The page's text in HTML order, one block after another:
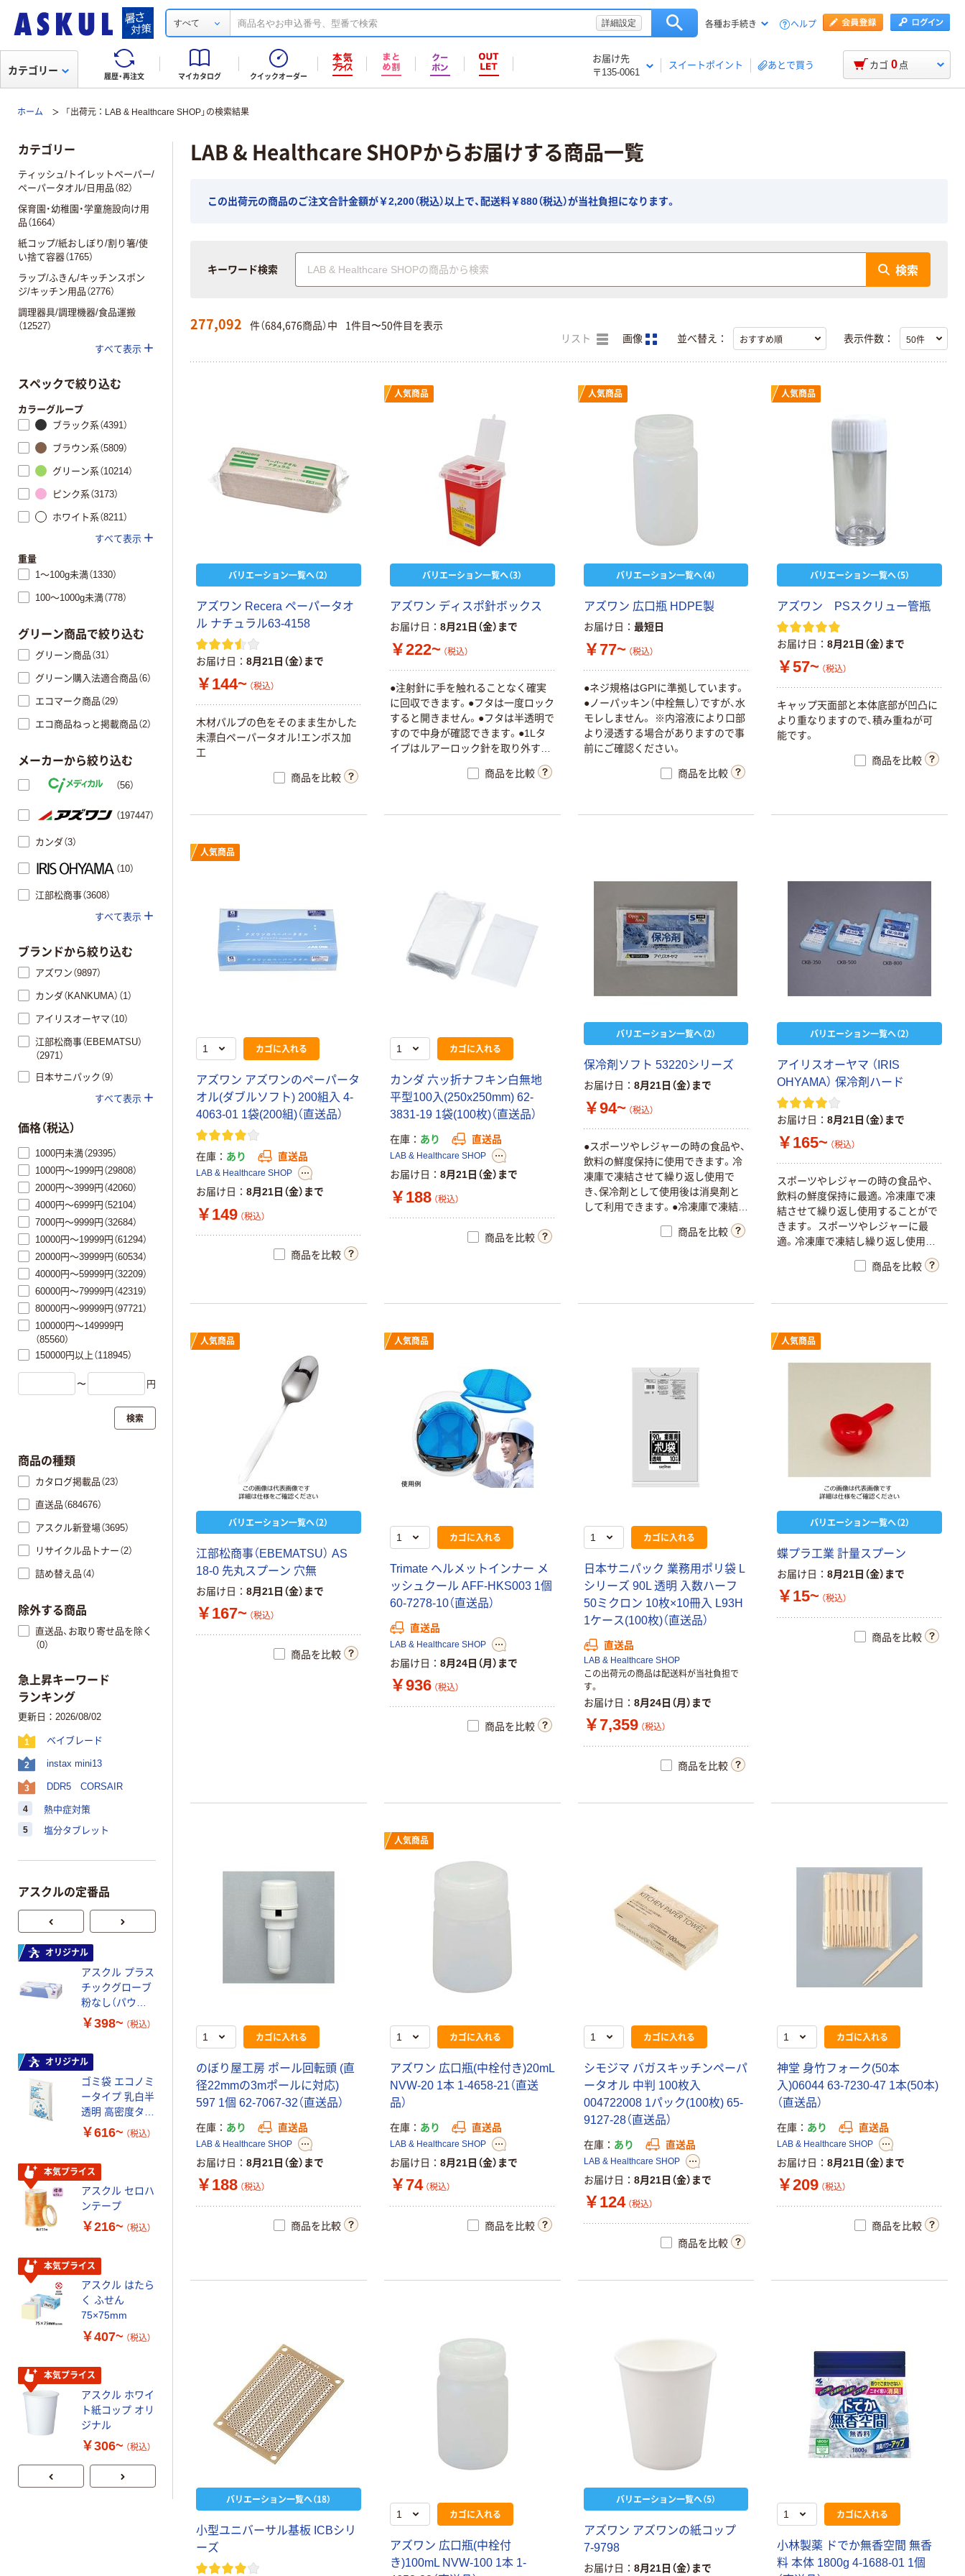
すべて 詳細設定 各種お手続き ヘルプ
履歴・再注文 マイカタログ クイックオーダー
お届け先
〒135-0061
スイートポイント あとで買う
カテゴリー カゴ 0 点
ホーム 「出荷元：LAB & Healthcare SHOP」の検索結果
LAB & Healthcare SHOPからお届けする商品一覧
この出荷元の商品のご注文合計金額が￥2,200（税込）以上で、配送料￥880（税込）が当社負担になります。
キーワード検索 検索
277,092 件（684,676商品）中 1件目〜50件目を表示
リスト 画像 並べ替え： 表示件数：
バリエーション一覧へ（2）
アズワ ン Recera ペーパータオ
ル ナチ ュ ラ ル63-4158
お届け日 8月21日（金）まで
￥144~ （税込）
木材パルプの色をそのま ま生かした
未漂白ペーパータオル！エンボス加
工
商品を比較
人気商品
バリエーション一覧へ（3）
アズワ ン ディ スポ針ボ ック ス
お届け日 8月21日（金）まで
￥222~ （税込）
●注射針に手を触れる こ とな く 確実
に回収でき ます。 ●フタは一度ロ ック
する と 開 き ません。 ●フタは半透明で
すので中身が確認でき ます。 ●1 L タ
イプはルアーロ ック針を取 り外す
商品を比較
人気商品
バリエーション一覧へ（4）
アズワ ン 広口瓶 H DPE製
お届け日 最短日
￥77~ （税込）
●ネジ規格はGPIに準拠しています。
●ノ ーパッキン（中栓無し） ですが、水
モ レ しません。 ※内溶液によ り 口部
よ り 浸透する場合があ り ますので事
前にご確認 く ださい。
商品を比較
人気商品
バリエーション一覧へ（5）
アズワ ン PS スク リ ュ ー管瓶
お届け日 8月21日（金）まで
￥57~ （税込）
キャ ップ天面部と本体底部が凹凸に
よ り重な り ますので、積み重ねが可
能です。
商品を比較
人気商品
カゴに入れる
アズワ ン アズワ ンのペーパータ
オル(ダブルソ フ ト) 200組 入 4-
4063-01 1袋(200組)（直送品）
在庫 あり 直送品
LAB & Healthcare SHOP
お届け日 8月21日（金）まで
￥149 （税込）
商品を比較
カゴに入れる
カ ンダ 六 ッ折ナフキ ン白無地
平型100入 (250x250mm) 62-
3831-19 1袋(100枚)（直送品）
在庫 あり 直送品
LAB & Healthcare SHOP
お届け日 8月21日（金）まで
￥188 （税込）
商品を比較
バリエーション一覧へ（2）
保冷剤 ソ フ ト 53220シ リ ーズ
お届け日 8月21日（金）まで
￥94~ （税込）
●スポーツや レジャーの時の食品や、
飲料の鮮度保持に使用でき ます。 冷
凍庫で凍結させて繰り返 し使用で
き、保冷剤 と して使用後は消臭剤 と
して利 用でき ます。 ●冷凍庫で凍結さ
し
剤と して利用できま
商品を比較
バリエーション一覧へ（2）
アイ リ スオーヤマ （ R S
OHYAMA） 保冷剤 ハー ド
お届け日 8月21日（金）まで
￥165~ （税込）
スポーツや レジャーの時の食品や、
飲料の鮮度保持に最適。 冷凍庫で凍
結させて繰り返 し使用する こ とがで
き ます。 スポーツや レジャーに最
適。 冷凍庫で凍結し繰り返 し使用
商品を比較
人気商品
バリエーション一覧へ（2）
江部松商事（ EBEMATSU） AS
18-0 先丸ス プー ン 穴無
お届け日 8月21日（金）まで
￥167~ （税込）
商品を比較
人気商品
カゴに入れる
Trimate ヘル メ ッ トイ ンナー メ
ッシ ュ クール AFF-H KS003 1個
60-7278-10（直送品）
直送品
LAB & Healthcare SHOP
お届け日 8月24日（月）まで
￥936 （税込）
商品を比較
カゴに入れる
日 本サニパック 業務用 ポ リ袋 L
シ リ ーズ 90L 透明 入数ハーフ
50ミ ク ロ ン 10枚×10冊入 L93H
1ケー ス(100枚)（直送品）
直送品
LAB & Healthcare SHOP
この出荷元の商品は配送料が当社負担で
す。
お届け日 8月24日（月）まで
￥7,359 （税込）
商品を比較
人気商品
バリエーション一覧へ（2）
蝶プラ工業 計量 ス プー ン
お届け日 8月21日（金）まで
￥15~ （税込）
商品を比較
カゴに入れる
のぼり 屋工房 ポール 回転頭 (直
径22mmの3mポールに対応)
597 1個 62-7067-32 （直送品）
在庫 あり 直送品
LAB & Healthcare SHOP
お届け日 8月21日（金）まで
￥188 （税込）
商品を比較
人気商品
カゴに入れる
アズワ ン 広口瓶(中栓付き)20mL
NVW-20 1本 1-4658-21 （直送
品）
在庫 あり 直送品
LAB & Healthcare SHOP
お届け日 8月21日（金）まで
￥74 （税込）
商品を比較
カゴに入れる
シモジマ バガ スキ ッチ ンペーパ
ータオル 中判 100枚入
004722008 1パック(100枚) 65-
9127-28（直送品）
在庫 あり 直送品
LAB & Healthcare SHOP
お届け日 8月21日（金）まで
￥124 （税込）
商品を比較
カゴに入れる
神堂 身竹フ ォーク(50本
入)06044 63-7230-47 1本(50本)
（直送品）
在庫 あり 直送品
LAB & Healthcare SHOP
お届け日 8月21日（金）まで
￥209 （税込）
商品を比較
バリエーション一覧へ（18）
小型ユニバーサル基板 CBシ リ
ーズ
カゴに入れる
アズワ ン 広口瓶(中栓付
き)100mL NVW-100 1本 1-
バリエーション一覧へ（5）
アズワ ン アズワ ンの紙コ ッ プ
7-9798
お届け日 8月21日（金）まで
カゴに入れる
小林製薬 ドでか無香空間 無香
料 本体 1800g 4-1688-01 1個
カテゴリー
ティッシュ/トイレットペーパー/
ペーパータオル/日用品（82）
保育園・幼稚園・学童施設向け用
品（1664）
紙コップ/紙おしぼり/割り箸/使
い捨て容器（1765）
ラップ/ふきん/キッチンスポン
ジ/キッチン用品（2776）
調理器具/調理機器/食品運搬
（12527）
すべて表示
スペックで絞り込む
カラーグループ
ブラック系（4391）
ブラウン系（5809）
グリーン系（10214）
ピンク系（3173）
ホワイト系（8211）
すべて表示
重量
1～100g未満（1330）
100～1000g未満（778）
グリーン商品で絞り込む
グリーン商品（31）
グリーン購入法適合商品（6）
エコマーク商品（29）
エコ商品ねっと掲載商品（2）
メーカーから絞り込む
（56）
（197447）
カンダ（3）
（10）
江部松商事（3608）
すべて表示
ブランドから絞り込む
アズワン（9897）
カンダ（KANKUMA）（1）
アイリスオーヤマ（10）
江部松商事（EBEMATSU）
（2971）
日本サニパック（9）
すべて表示
価格（税込）
1000円未満（29395）
1000円～1999円（29808）
2000円～3999円（42060）
4000円～6999円（52104）
7000円～9999円（32684）
10000円～19999円（61294）
20000円～39999円（60534）
40000円～59999円（32209）
60000円～79999円（42319）
80000円～99999円（97721）
100000円～149999円
（85560）
150000円以上（118945）
〜 円
検索
商品の種類
カタログ掲載品（23）
直送品（684676）
アスクル新登場（3695）
リサイクル品トナー（2）
詰め替え品（4）
除外する商品
直送品、お取り寄せ品を除く
（0）
急上昇キーワード
ランキング
更新日：2026/08/02
1 ベイブレード
2 instax mini13
3 DDR5 CORSAIR
4 熱中症対策
5 塩分タブレット
アスクルの定番品
オリジナル
アスクル プラス
チックグローブ
粉なし（パウダ
ーフリー）
￥398~ （税込）
オリジナル
ゴミ袋 エコノミ
ータイプ 乳白半
透明 高密度タイ
プ 詰替用 バイ
￥616~ （税込）
本気プライス
アスクル セロハ
ンテープ
￥216~ （税込）
本気プライス
アスクル はたら
く ふせん
75×75mm
￥407~ （税込）
本気プライス
アスクル ホワイ
ト紙コップ オリ
ジナル
￥306~ （税込）
トイレットペー
パー ダブル 2倍
フト&ピュア オ
リジナル
￥496~ （税込）
オリジナル
乾電池 単4
形 アルカリ乾
電池 北欧パッ
ケージ アスク
ルオリジナル
￥140~ （税込）
ティッシュペー
パー ソフトパッ
ク レギュラーサ
証
オリジナル
￥358~ （税込）
本気プライス
ティッシュペー
パー ボックス
コンパクトサイ
ズ 150組5箱入
クトS PEFC認
証
￥298~
アスクル プラス
チックグローブ
￥398~ （税込）
オリジナル
ゴミ袋 エコノミ
ータイプ 乳白半
透明 高密度タイ
プ 詰替用 バイ
オマス素材10％
配合
￥616~ （税込）
アスクル セロハ
ンテープ
（税込）